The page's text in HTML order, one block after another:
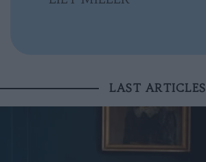
LAST ARTICLES